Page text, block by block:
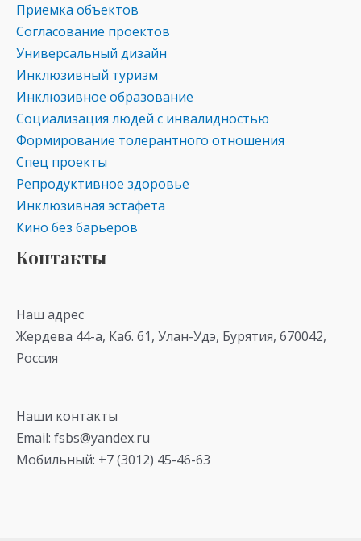
Приемка объектов
Согласование проектов
Универсальный дизайн
Инклюзивный туризм
Инклюзивное образование
Социализация людей с инвалидностью
Формирование толерантного отношения
Спец проекты
Репродуктивное здоровье
Инклюзивная эстафета
Кино без барьеров
Контакты
Наш адрес
Жердева 44-а, Каб. 61, Улан-Удэ, Бурятия, 670042,
Россия
Наши контакты
Email: fsbs@yandex.ru
Мобильный: +7 (3012) 45-46-63